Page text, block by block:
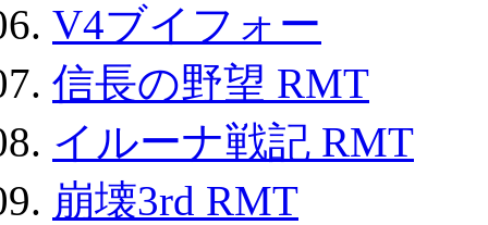
V4ブイフォー
信長の野望 RMT
イルーナ戦記 RMT
崩壊3rd RMT